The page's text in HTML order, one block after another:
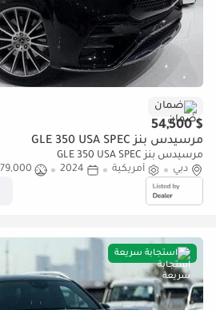
ضمان
$ 54,500
مرسيدس بنز GLE 350 USA SPEC
مرسيدس بنز GLE 350 USA SPEC
دبي
أمريكية 2024
79,000 كيلومتر
استجابة سريعة